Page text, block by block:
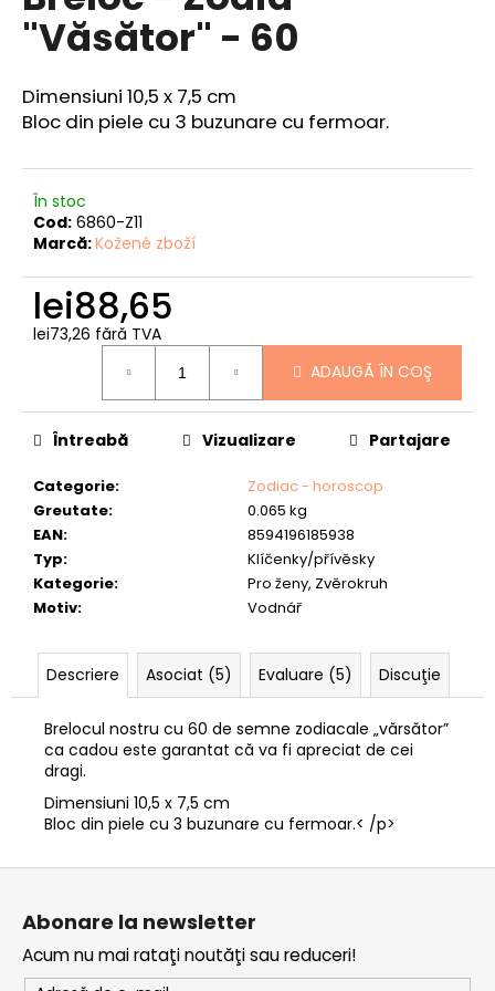
este
4,8
5
stele.
"Văsător" - 60
Dimensiuni 10,5 x 7,5 cm
Bloc din piele cu 3 buzunare cu fermoar.
În stoc
Cod: 6860-Z11
Marcă:Kožené zboží
lei88,65
lei73,26 fără TVA
ADAUGĂ ÎN COŞ
Categorie:
Zodiac - horoscop
Greutate:
0.065 kg
EAN:
8594196185938
Typ:
Klíčenky/přívěsky
Kategorie:
Pro ženy, Zvěrokruh
Motiv: Vodnář
Întreabă Vizualizare Partajare
Descriere Asociat (5) Evaluare (5) Discuţie
Brelocul nostru cu 60 de semne zodiacale „vărsător”
ca cadou este garantat că va fi apreciat de cei
dragi.
Dimensiuni 10,5 x 7,5 cm
Bloc din piele cu 3 buzunare cu fermoar.< /p>
V
ă
e
c
o
m
n
d
ă
PORTOFEL
VÂNĂTOARE
„CAP
DE
CERB”
40
lei175,23
S
Abonare la newsletter
Acum nu mai rataţi noutăţi sau reduceri!